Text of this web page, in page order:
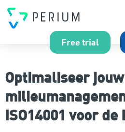
Free trial
Optimaliseer jouw
ISO14001 voor de